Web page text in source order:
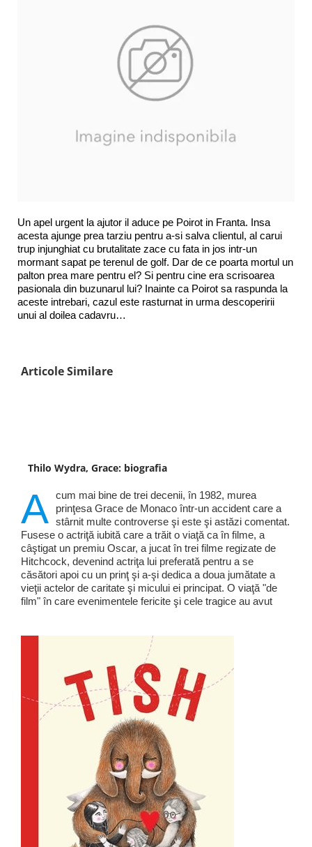
Un apel urgent la ajutor il aduce pe Poirot in Franta. Insa
acesta ajunge prea tarziu pentru a-si salva clientul, al carui
trup injunghiat cu brutalitate zace cu fata in jos intr-un
mormant sapat pe terenul de golf. Dar de ce poarta mortul un
palton prea mare pentru el? Si pentru cine era scrisoarea
pasionala din buzunarul lui? Inainte ca Poirot sa raspunda la
aceste intrebari, cazul este rasturnat in urma descoperirii
unui al doilea cadavru…
Articole Similare
Thilo Wydra, Grace: biografia
A cum mai bine de trei decenii, în 1982, murea
prinţesa Grace de Monaco într-un accident care a
stârnit multe controverse şi este şi astăzi comentat.
Fusese o actriţă iubită care a trăit o viaţă ca în filme, a
câştigat un premiu Oscar, a jucat în trei filme regizate de
Hitchcock, devenind actriţa lui preferată pentru a se
căsători apoi cu un prinţ şi a-şi dedica a doua jumătate a
vieţii actelor de caritate şi micului ei principat. O viaţă "de
film" în care evenimentele fericite şi cele tragice au avut